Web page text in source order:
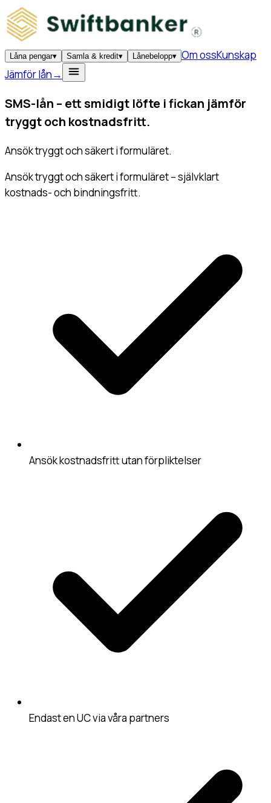
Låna pengar▾ Samla & kredit▾ Lånebelopp▾ Om ossKunskap
Jämför lån→
SMS-lån – ett smidigt löfte i fickan jämför
tryggt och kostnadsfritt.
Ansök tryggt och säkert i formuläret.
Ansök tryggt och säkert i formuläret – självklart
kostnads- och bindningsfritt.
Ansök kostnadsfritt utan förpliktelser
Endast en UC via våra partners